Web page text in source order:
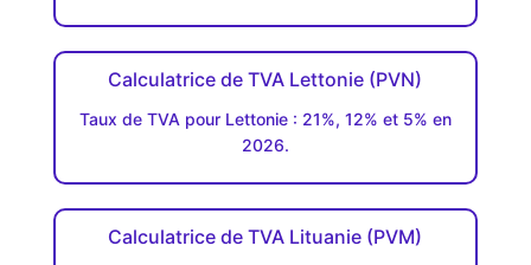
Calculatrice de TVA Lettonie (PVN)
Taux de TVA pour Lettonie : 21%, 12% et 5% en
2026.
Calculatrice de TVA Lituanie (PVM)